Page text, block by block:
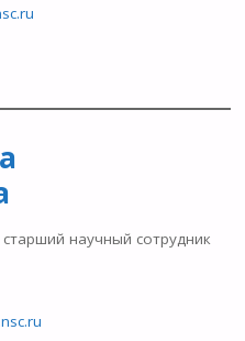
научный сотрудник